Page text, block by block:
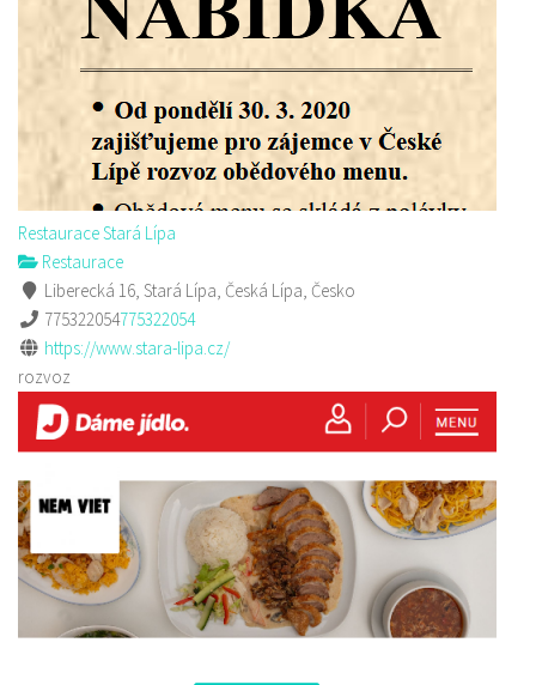
Restaurace Stará Lípa
Restaurace
Liberecká 16, Stará Lípa, Česká Lípa, Česko
775322054775322054
https://www.stara-lipa.cz/
rozvoz